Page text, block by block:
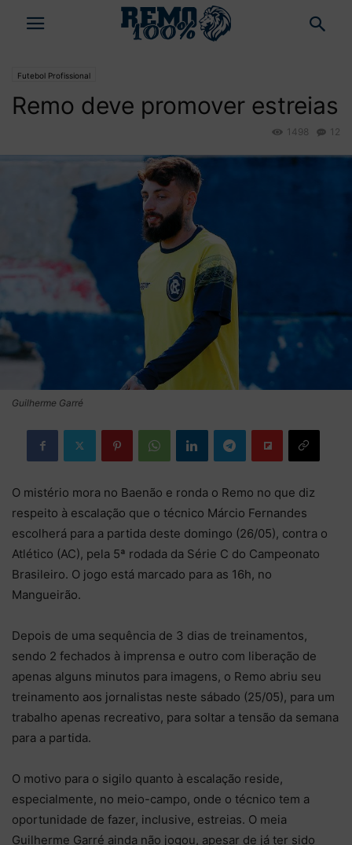
Futebol Profissional
Remo deve promover estreias
12
1498
Guilherme Garré
O mistério mora no Baenão e ronda o Remo no que diz
respeito à escalação que o técnico Márcio Fernandes
escolherá para a partida deste domingo (26/05), contra o
Atlético (AC), pela 5ª rodada da Série C do Campeonato
Brasileiro. O jogo está marcado para as 16h, no
Mangueirão.
Depois de uma sequência de 3 dias de treinamentos,
sendo 2 fechados à imprensa e outro com liberação de
apenas alguns minutos para imagens, o Remo abriu seu
treinamento aos jornalistas neste sábado (25/05), para um
trabalho apenas recreativo, para soltar a tensão da semana
para a partida.
O motivo para o sigilo quanto à escalação reside,
especialmente, no meio-campo, onde o técnico tem a
oportunidade de fazer, inclusive, estreias. O meia
Guilherme Garré ainda não jogou, apesar de já ter sido